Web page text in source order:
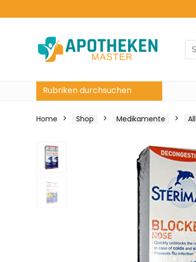
for:
Rubriken durchsuchen
Home Shop Medikamente